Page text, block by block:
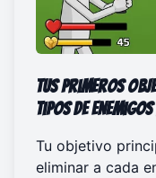
Tus primeros
tipos de
Tu objetivo
eliminar a cada